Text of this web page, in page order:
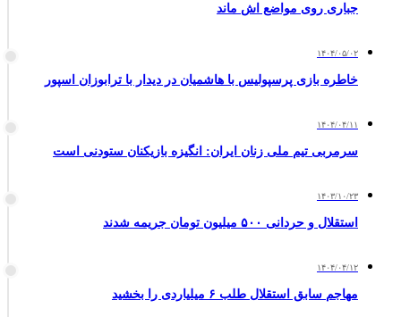
جباری روی مواضع اش ماند
۱۴۰۴/۰۵/۰۲
خاطره بازی پرسپولیس با هاشمیان در دیدار با ترابوزان اسپور
۱۴۰۴/۰۴/۱۱
سرمربی تیم ملی زنان ایران: انگیزه بازیکنان ستودنی است
۱۴۰۳/۱۰/۲۳
استقلال و حردانی ۵۰۰ میلیون تومان جریمه شدند
۱۴۰۴/۰۴/۱۲
مهاجم سابق استقلال طلب ۶ میلیاردی را بخشید